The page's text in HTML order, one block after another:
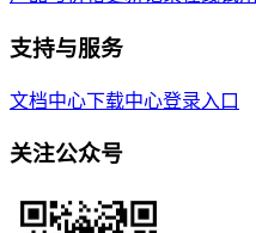
支持与服务
文档中心下载中心登录入口
关注公众号